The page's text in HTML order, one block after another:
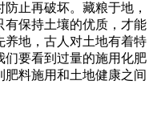
止再破坏。藏粮于地，
有保持土壤的优质，才能
养地，古人对土地有着特
们要看到过量的施用化肥
料施用和土地健康之间